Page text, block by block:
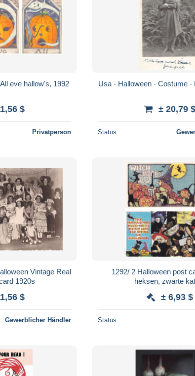
eve hallow's, 1992
$
Privatperson
Usa - Halloween - Costume -
± 20,79 $
Status
Vintage Real
1920s
$
Gewerblicher Händler
1292/ 2 Halloween post
heksen, zwarte
± 6,93 $
Status